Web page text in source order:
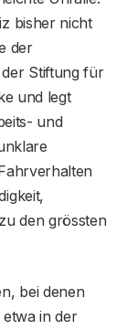
bisher nicht
der
Stiftung für
und legt
und
den grössten
bei denen
in der